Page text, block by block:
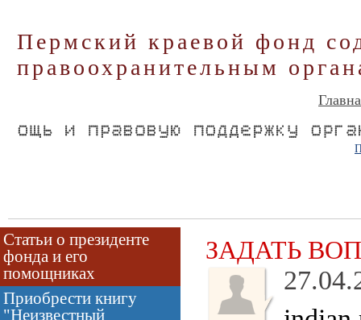
Пермский краевой фонд
правоохранительным
Статьи о президенте
фонда и его
помощниках
Приобрести книгу
"Неизвестный
ЗАДАТЬ